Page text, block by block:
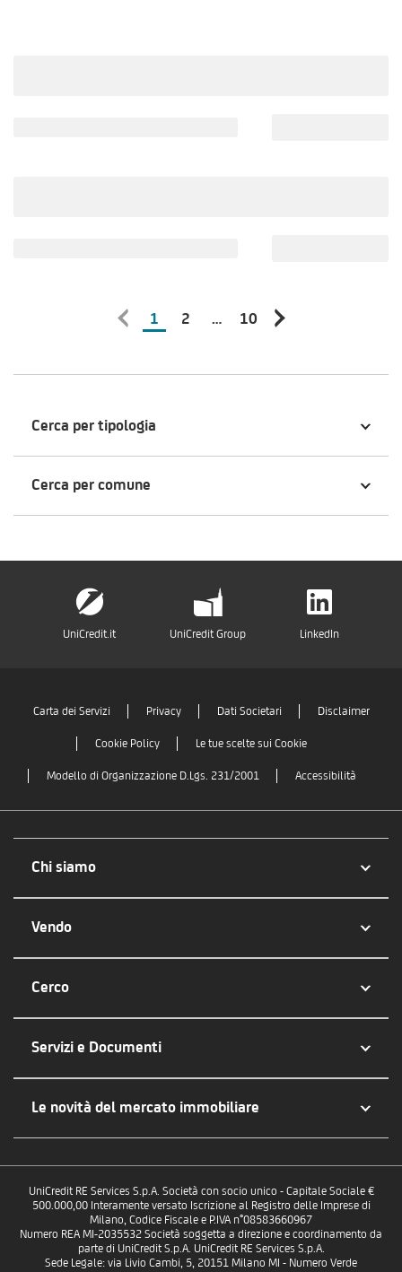
1 2 … 10
Cerca per tipologia
Cerca per comune
UniCredit.it UniCredit Group LinkedIn
Carta dei Servizi Privacy Dati Societari Disclaimer
Cookie Policy Le tue scelte sui Cookie
Modello di Organizzazione D.Lgs. 231/2001 Accessibilità
Chi siamo
Vendo
Cerco
Servizi e Documenti
Le novità del mercato immobiliare
UniCredit RE Services S.p.A. Società con socio unico - Capitale Sociale €
500.000,00 Interamente versato Iscrizione al Registro delle Imprese di
Milano, Codice Fiscale e P.IVA n°08583660967
Numero REA MI-2035532 Società soggetta a direzione e coordinamento da
parte di UniCredit S.p.A. UniCredit RE Services S.p.A.
Sede Legale: via Livio Cambi, 5, 20151 Milano MI - Numero Verde